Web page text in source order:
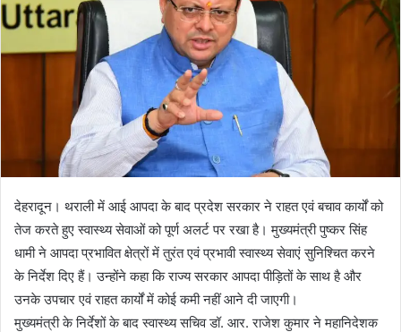
e
m
l
देहरादून। थराली में आई आपदा के बाद प्रदेश सरकार ने राहत एवं बचाव कार्यों को
तेज करते हुए स्वास्थ्य सेवाओं को पूर्ण अलर्ट पर रखा है। मुख्यमंत्री पुष्कर सिंह
धामी ने आपदा प्रभावित क्षेत्रों में तुरंत एवं प्रभावी स्वास्थ्य सेवाएं सुनिश्चित करने
के निर्देश दिए हैं। उन्होंने कहा कि राज्य सरकार आपदा पीड़ितों के साथ है और
उनके उपचार एवं राहत कार्यों में कोई कमी नहीं आने दी जाएगी।
मुख्यमंत्री के निर्देशों के बाद स्वास्थ्य सचिव डॉ. आर. राजेश कुमार ने महानिदेशक